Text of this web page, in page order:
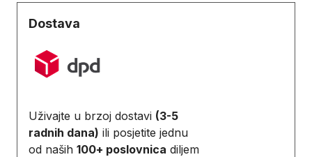
Dostava
Uživajte u brzoj dostavi (3-5
radnih dana) ili posjetite jednu
od naših 100+ poslovnica diljem